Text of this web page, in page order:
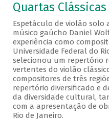
Quartas Clássicas
Espetáculo de violão solo
músico gaúcho Daniel
experiência como
Universidade Federal do
selecionou um repertório
vertentes do violão
compositores de três
repertório diversificado e
da diversidade cultural,
com a apresentação de
Rio de Janeiro.